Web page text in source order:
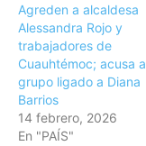
Agreden a alcaldesa
Alessandra Rojo y
trabajadores de
Cuauhtémoc; acusa a
grupo ligado a Diana
Barrios
14 febrero, 2026
En "PAÍS"